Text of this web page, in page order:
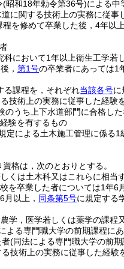
(昭和18年勅令第36号)による中
に関する技術上の実務に従事
を修めて卒業した後，4年以
において1年以上衛生工学
， 第1号の卒業者にあっては1
る課程を，それぞれ当該各号に
技術上の実務に従事した経験
のうち上下水道部門に合格し
験を有するもの
定による土木施工管理に係る
格は，次のとおりとする。
くは土木科又はこれらに相当
を卒業した者については1年6
月以上， 同条第5号に規定する
学，医学若しくは薬学の課程
よる専門職大学の前期課程に
者(同法による専門職大学の前
技術上の実務に従事した経験